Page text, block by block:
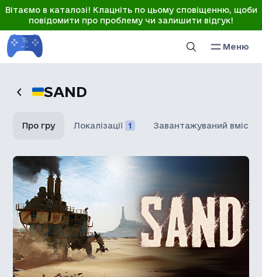
Вітаємо в каталозі! Клацніть по цьому сповіщенню, щоби
повідомити про проблему чи залишити відгук!
Меню
SAND
Про гру Локалізації 1 Завантажуваний вміст